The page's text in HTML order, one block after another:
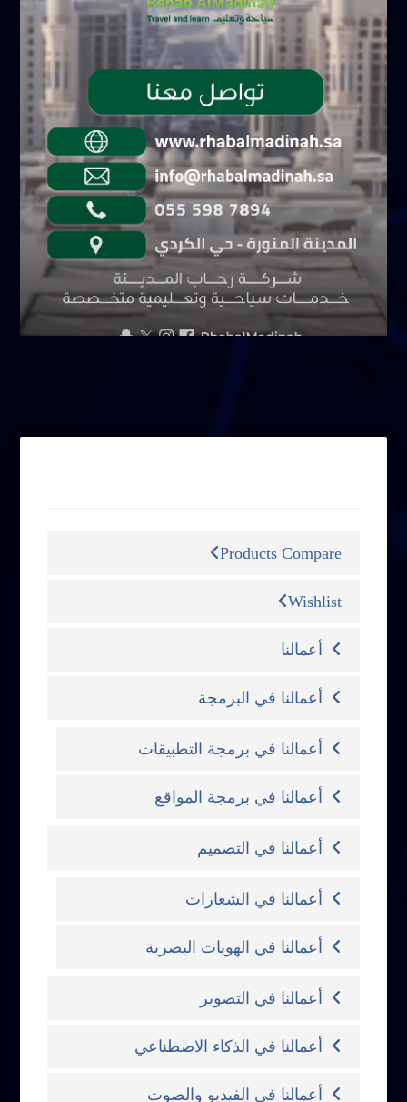
Products Compare
Wishlist
أعمالنا
أعمالنا في البرمجة
أعمالنا في برمجة التطبيقات
أعمالنا في برمجة المواقع
أعمالنا في التصميم
أعمالنا في الشعارات
أعمالنا في الهويات البصرية
أعمالنا في التصوير
أعمالنا في الذكاء الاصطناعي
أعمالنا في الفيديو والصوت